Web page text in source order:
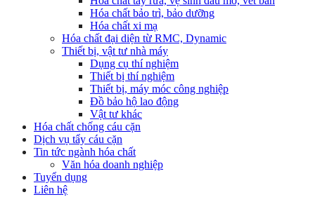
Hóa chất bảo trì, bảo dưỡng
Hóa chất xi mạ
Hóa chất đại diện từ RMC, Dynamic
Thiết bị, vật tư nhà máy
Dụng cụ thí nghiệm
Thiết bị thí nghiệm
Thiết bị, máy móc công nghiệp
Đồ bảo hộ lao động
Vật tư khác
Hóa chất chống cáu cặn
Dịch vụ tẩy cáu cặn
Tin tức ngành hóa chất
Văn hóa doanh nghiệp
Tuyển dụng
Liên hệ